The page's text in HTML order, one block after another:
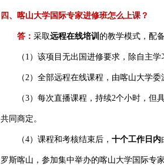
四、喀山大学国际专家进修班怎么上课？
答： 采取远程在线培训 的教学模式，配
（1）该项目无出国进修要求，除自主
（2）全部远程在线课程，由喀山大学
（3）每次直播课程，持续2个小时，
共同商定。
（4）课程和考核结束后， 十个工作日内
罗斯喀山，参加集中举办的喀山大学国际专